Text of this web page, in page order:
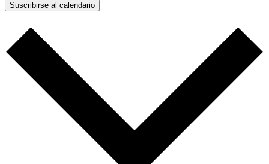
Suscribirse al calendario